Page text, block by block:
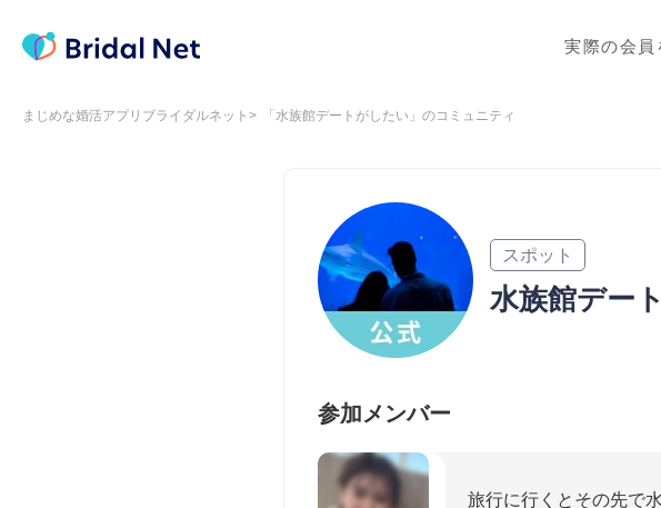
実際の会員
まじめな婚活アプリブライダルネット 「水族館デートがしたい」のコミュニティ
スポット
水族館デー
参加メンバー
旅行に行くとその先で